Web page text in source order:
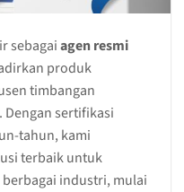
sebagaiagen resmi
produk
timbangan
sertifikasi
tahun, kami
terbaik untuk
industri, mulai